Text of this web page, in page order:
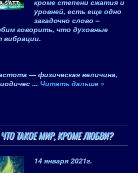
кроме степени сжатия и
уровней, есть еще одно
загадочно слово –
говорить, что духовные
— физическая величина,
... Читать дальше »
ТАКОЕ МИР, КРОМЕ ЛЮБВИ?
14 января 2021г.